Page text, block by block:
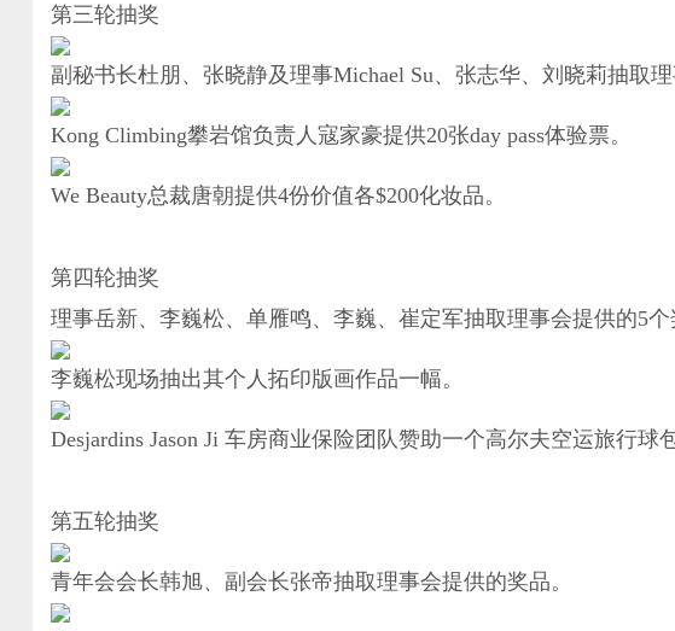
第三轮抽奖
副秘书长杜朋、张晓静及理事Michael Su、张志华、刘晓莉抽取理
Kong Climbing攀岩馆负责人寇家豪提供20张day pass体验票。
We Beauty总裁唐朝提供4份价值各$200化妆品。
第四轮抽奖
理事岳新、李巍松、单雁鸣、李巍、崔定军抽取理事会提供的5个
李巍松现场抽出其个人拓印版画作品一幅。
Desjardins Jason Ji 车房商业保险团队赞助一个高尔夫空运旅行球
第五轮抽奖
青年会会长韩旭、副会长张帝抽取理事会提供的奖品。